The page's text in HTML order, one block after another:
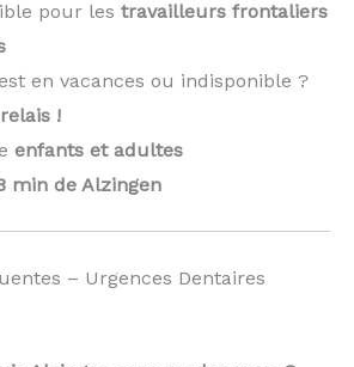
pour les travailleurs frontaliers
en vacances ou indisponible ?
!
enfants et adultes
min de Alzingen
– Urgences Dentaires